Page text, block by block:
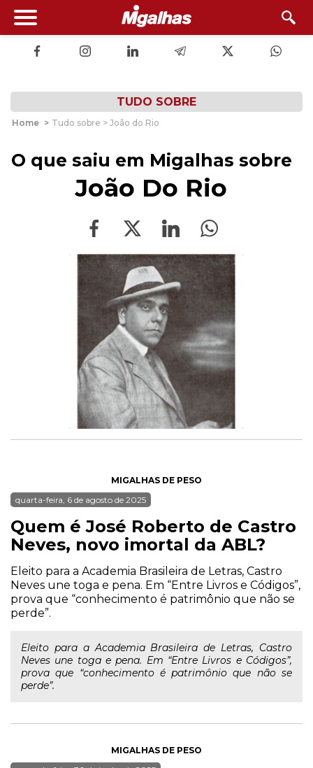
TUDO SOBRE
Home > Tudo sobre > João do Rio
O que saiu em Migalhas sobre
João Do Rio
MIGALHAS DE PESO
quarta-feira, 6 de agosto de 2025
Quem é José Roberto de Castro
Neves, novo imortal da ABL?
Eleito para a Academia Brasileira de Letras, Castro
Neves une toga e pena. Em “Entre Livros e Códigos”,
prova que “conhecimento é patrimônio que não se
perde”.
Eleito para a Academia Brasileira de Letras, Castro
Neves une toga e pena. Em “Entre Livros e Códigos”,
prova que “conhecimento é patrimônio que não se
perde”.
MIGALHAS DE PESO